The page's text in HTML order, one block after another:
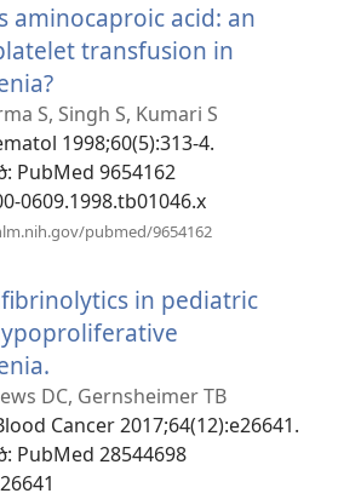
պատուհան)
aminocaproic acid: an
transfusion in
է
նոր
պատուհան)
S, Singh S, Kumari S
1998;60(5):313-4.
‎: PubMed 9654162
0609.1998.tb01046.x
pubmed/9654162
պատուհան)
in pediatric
է
նոր
պատուհան)
DC, Gernsheimer TB
Cancer 2017;64(12):e26641.
‎: PubMed 28544698